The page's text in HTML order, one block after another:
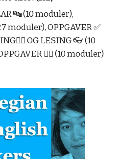
🔤 (10 moduler),
moduler), OPPGAVER ✅
OG LESING 👓 (10
✍🏼 (10 moduler)